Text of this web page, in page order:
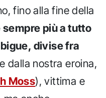
fino alla fine della
più a tutto
divise fra
dalla nostra eroina,
Moss), vittima e